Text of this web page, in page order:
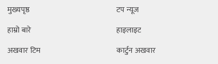
मुख्यपृष्ठ
हाम्रो बारे
अखवार टिम
टप न्यूज
हाइलाइट
कार्टुन अखवार